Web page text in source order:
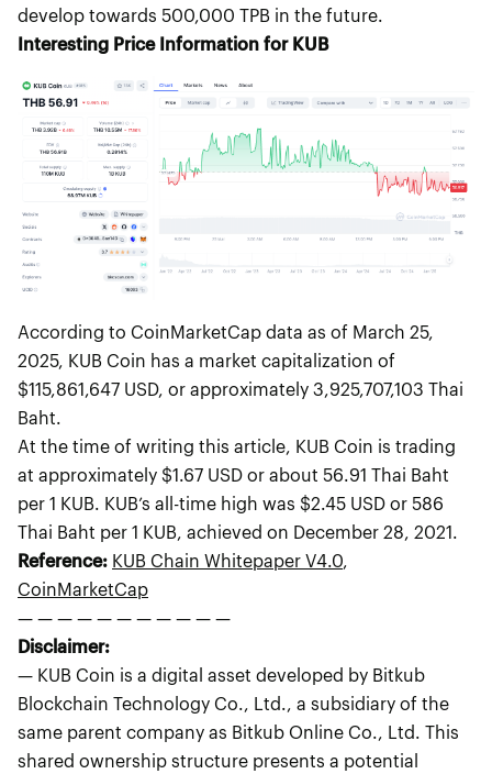
develop towards 500,000 TPB in the future.
Interesting Price Information for KUB
According to CoinMarketCap data as of March 25,
2025, KUB Coin has a market capitalization of
$115,861,647 USD, or approximately 3,925,707,103 Thai
Baht.
At the time of writing this article, KUB Coin is trading
at approximately $1.67 USD or about 56.91 Thai Baht
per 1 KUB. KUB’s all-time high was $2.45 USD or 586
Thai Baht per 1 KUB, achieved on December 28, 2021.
Reference: KUB Chain Whitepaper V4.0,
CoinMarketCap
— — — — — — — — — — —
Disclaimer:
— KUB Coin is a digital asset developed by Bitkub
Blockchain Technology Co., Ltd., a subsidiary of the
same parent company as Bitkub Online Co., Ltd. This
shared ownership structure presents a potential